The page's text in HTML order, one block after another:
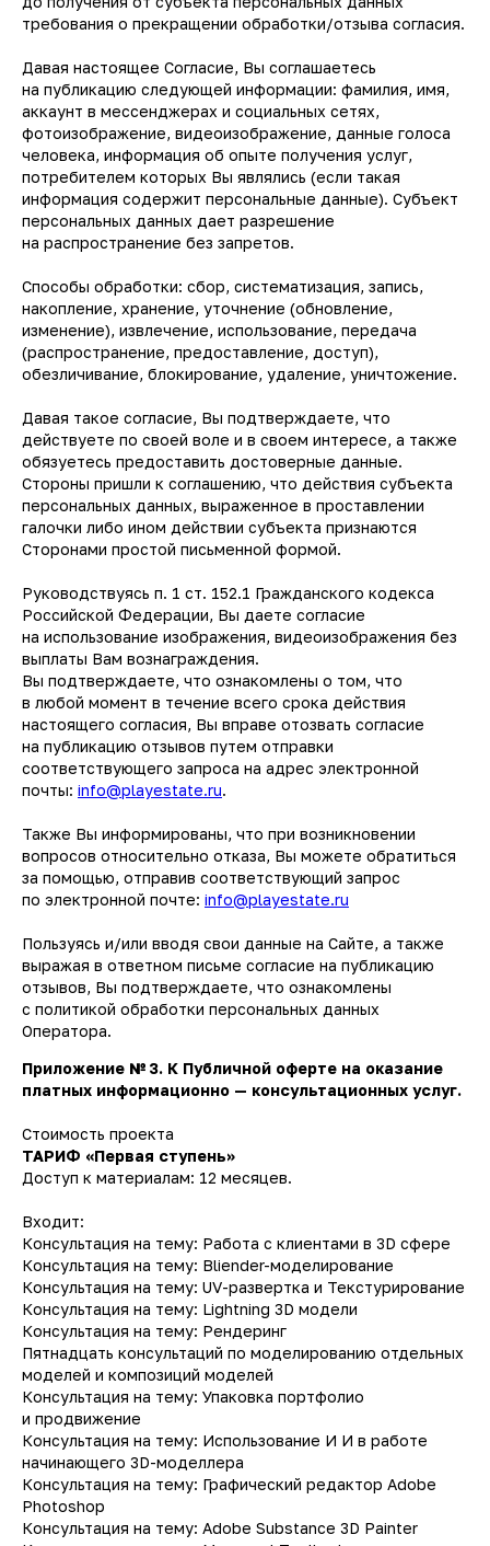
требования о прекращении обработки/отзыва согласия.
Давая настоящее Согласие, Вы соглашаетесь
на публикацию следующей информации: фамилия, имя,
аккаунт в мессенджерах и социальных сетях,
фотоизображение, видеоизображение, данные голоса
человека, информация об опыте получения услуг,
потребителем которых Вы являлись (если такая
информация содержит персональные данные). Субъект
персональных данных дает разрешение
на распространение без запретов.
Способы обработки: сбор, систематизация, запись,
накопление, хранение, уточнение (обновление,
изменение), извлечение, использование, передача
(распространение, предоставление, доступ),
обезличивание, блокирование, удаление, уничтожение.
Давая такое согласие, Вы подтверждаете, что
действуете по своей воле и в своем интересе, а также
обязуетесь предоставить достоверные данные.
Стороны пришли к соглашению, что действия субъекта
персональных данных, выраженное в проставлении
галочки либо ином действии субъекта признаются
Сторонами простой письменной формой.
Руководствуясь п. 1 ст. 152.1 Гражданского кодекса
Российской Федерации, Вы даете согласие
на использование изображения, видеоизображения без
выплаты Вам вознаграждения.
Вы подтверждаете, что ознакомлены о том, что
в любой момент в течение всего срока действия
настоящего согласия, Вы вправе отозвать согласие
на публикацию отзывов путем отправки
соответствующего запроса на адрес электронной
почты: info@playestate.ru.
Также Вы информированы, что при возникновении
вопросов относительно отказа, Вы можете обратиться
за помощью, отправив соответствующий запрос
по электронной почте: info@playestate.ru
Пользуясь и/или вводя свои данные на Сайте, а также
выражая в ответном письме согласие на публикацию
отзывов, Вы подтверждаете, что ознакомлены
с политикой обработки персональных данных
Оператора.
Приложение № 3. К Публичной оферте на оказание
платных информационно — консультационных услуг.
Стоимость проекта
ТАРИФ «Первая ступень»
Доступ к материалам: 12 месяцев.
Входит:
Консультация на тему: Работа с клиентами в 3D сфере
Консультация на тему: Bliender-моделирование
Консультация на тему: UV-развертка и Текстурирование
Консультация на тему: Lightning 3D модели
Консультация на тему: Рендеринг
Пятнадцать консультаций по моделированию отдельных
моделей и композиций моделей
Консультация на тему: Упаковка портфолио
и продвижение
Консультация на тему: Использование И И в работе
начинающего 3D-моделлера
Консультация на тему: Графический редактор Adobe
Photoshop
Консультация на тему: Adobe Substance 3D Painter